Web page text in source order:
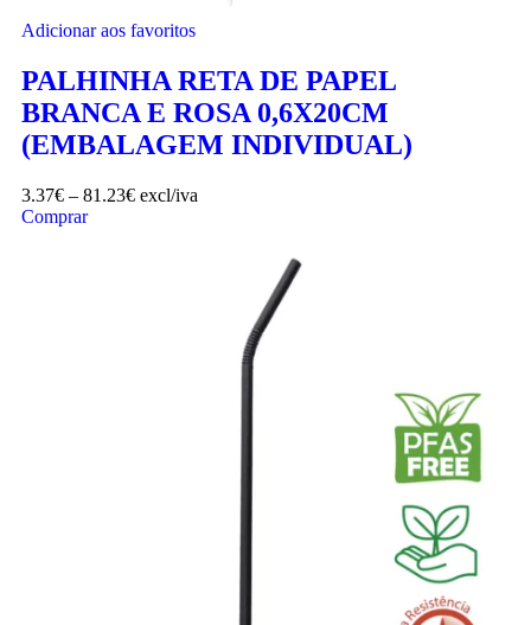
Adicionar aos favoritos
PALHINHA RETA DE PAPEL
BRANCA E ROSA 0,6X20CM
(EMBALAGEM INDIVIDUAL)
3.37€ – 81.23€ excl/iva
Comprar